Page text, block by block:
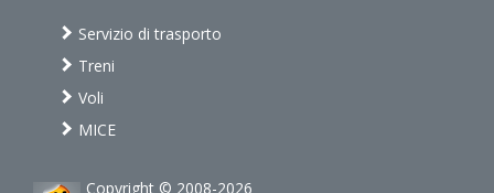
Servizio di trasporto
Treni
Voli
MICE
Copyright © 2008-2026